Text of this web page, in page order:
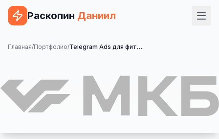
Раскопин Даниил
Услуги
Сайт на 1С-Битрикс
Сайт на WordPress
Главная/Портфолио/ Telegram Ads для фитнес-блогера: +500 подписчиков и рост продаж онлайн-курсов на 35%